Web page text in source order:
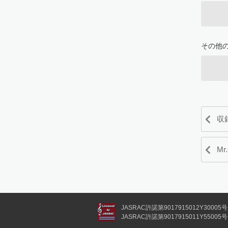
その他
収
JASRAC許諾第9017915012Y30005号
JASRAC許諾第9017915011Y55005号